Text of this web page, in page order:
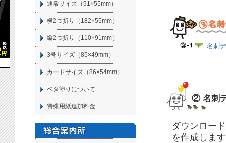
名刺
② 名刺
ダウンロー
を作成しま
通常サイズ（91×55mm）
横2つ折り（182×55mm）
縦2つ折り（110×91mm）
3号サイズ（85×49mm）
カードサイズ（86×54mm）
ベタ塗りについて
特殊用紙追加料金